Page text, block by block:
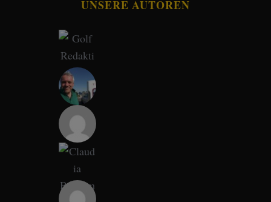
UNSERE AUTOREN